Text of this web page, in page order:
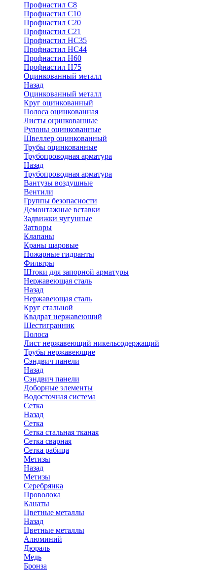
Профнастил С8
Профнастил С10
Профнастил С20
Профнастил С21
Профнастил НС35
Профнастил НС44
Профнастил Н60
Профнастил Н75
Оцинкованный металл
Назад
Оцинкованный металл
Круг оцинкованный
Полоса оцинкованная
Листы оцинкованные
Рулоны оцинкованные
Швеллер оцинкованный
Трубы оцинкованные
Трубопроводная арматура
Назад
Трубопроводная арматура
Вантузы воздушные
Вентили
Группы безопасности
Демонтажные вставки
Задвижки чугунные
Затворы
Клапаны
Краны шаровые
Пожарные гидранты
Фильтры
Штоки для запорной арматуры
Нержавеющая сталь
Назад
Нержавеющая сталь
Круг стальной
Квадрат нержавеющий
Шестигранник
Полоса
Лист нержавеющий никельсодержащий
Трубы нержавеющие
Сэндвич панели
Назад
Сэндвич панели
Доборные элементы
Водосточная система
Сетка
Назад
Сетка
Сетка стальная тканая
Сетка сварная
Сетка рабица
Метизы
Назад
Метизы
Серебрянка
Проволока
Канаты
Цветные металлы
Назад
Цветные металлы
Алюминий
Дюраль
Медь
Бронза